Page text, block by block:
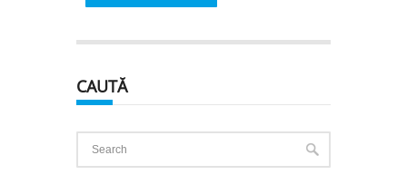
CAUTĂ